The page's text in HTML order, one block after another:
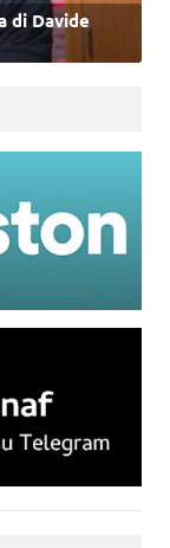
di Davide